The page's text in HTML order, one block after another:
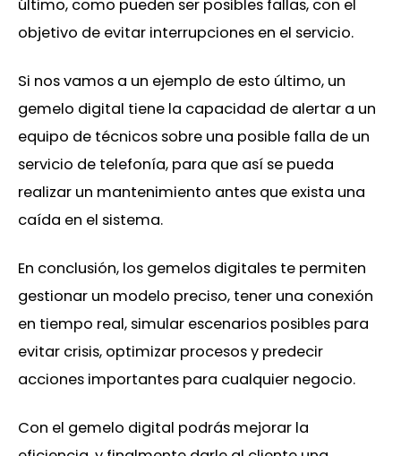
último, como pueden ser posibles fallas, con el
objetivo de evitar interrupciones en el servicio.
Si nos vamos a un ejemplo de esto último, un
gemelo digital tiene la capacidad de alertar a un
equipo de técnicos sobre una posible falla de un
servicio de telefonía, para que así se pueda
realizar un mantenimiento antes que exista una
caída en el sistema.
En conclusión, los gemelos digitales te permiten
gestionar un modelo preciso, tener una conexión
en tiempo real, simular escenarios posibles para
evitar crisis, optimizar procesos y predecir
acciones importantes para cualquier negocio.
Con el gemelo digital podrás mejorar la